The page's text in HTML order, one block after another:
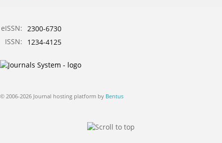
eISSN: 2300-6730
ISSN:
1234-4125
© 2006-2026 Journal hosting platform by Bentus